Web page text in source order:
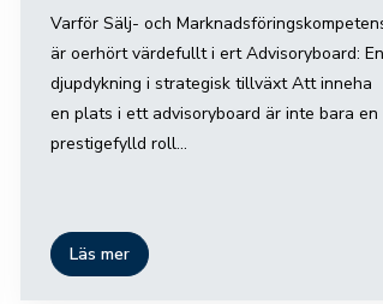
Varför Sälj- och
är oerhört värdefullt i ert Advisoryboard: En
djupdykning i strategisk tillväxt Att inneha
en plats i ett advisoryboard är inte bara en
prestigefylld roll...
Läs mer